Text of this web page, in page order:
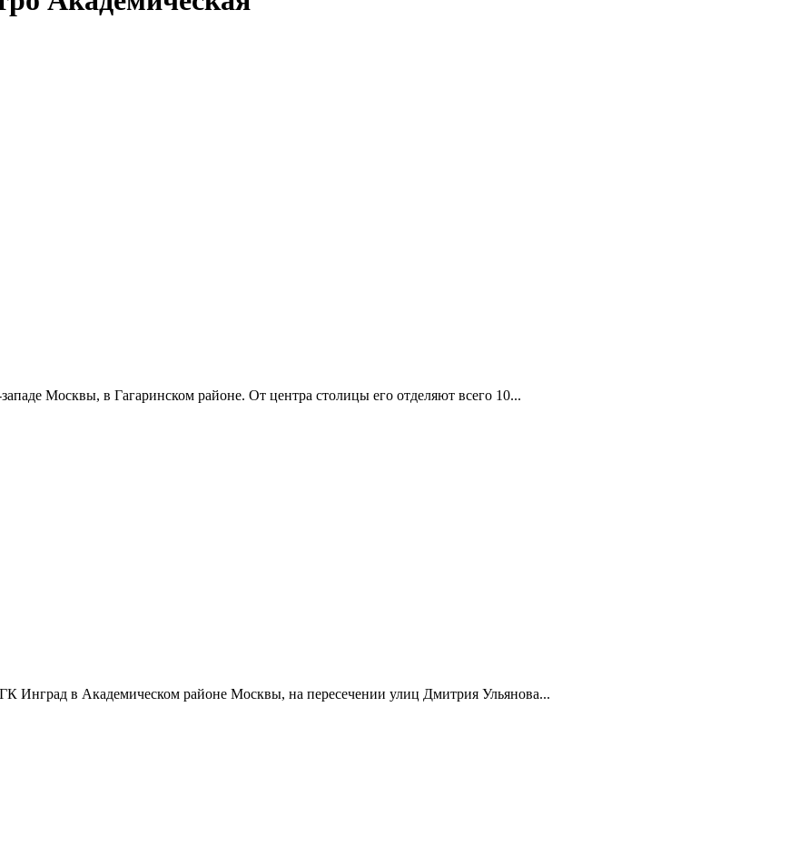
Москвы, в Гагаринском районе. От центра столицы его отделяют всего 10...
Инград в Академическом районе Москвы, на пересечении улиц Дмитрия Ульянова...